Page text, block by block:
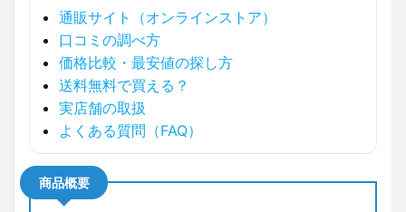
通販サイト（オンラインストア）
口コミの調べ方
価格比較・最安値の探し方
送料無料で買える？
実店舗の取扱
よくある質問（FAQ）
商品概要